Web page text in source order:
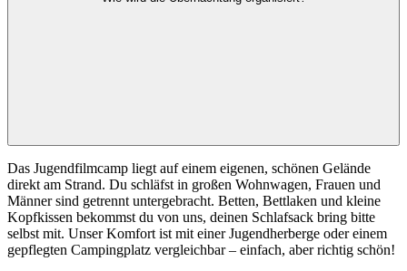
Das Jugendfilmcamp liegt auf einem eigenen, schönen Gelände
direkt am Strand. Du schläfst in großen Wohnwagen, Frauen und
Männer sind getrennt untergebracht. Betten, Bettlaken und kleine
Kopfkissen bekommst du von uns, deinen Schlafsack bring bitte
selbst mit. Unser Komfort ist mit einer Jugendherberge oder einem
gepflegten Campingplatz vergleichbar – einfach, aber richtig schön!